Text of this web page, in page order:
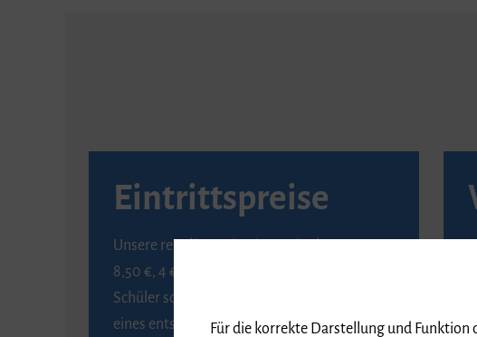
Eintrittspreise
Unsere regulären Eintrittspreise betragen
8,50 €, 4 € ermäßigt für Schülerinnen und
Schüler sowie Studierende gegen Vorlage
eines entsprechenden Nachweises, 6 € für
Für die korrekte Darstellung und